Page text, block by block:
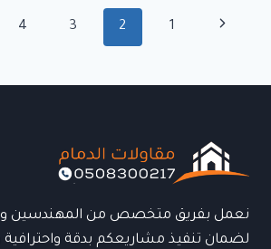
عصرية
والأناقة
تنقلالصفحة 1
2
3
4
نعمل بفريق متخصص من المهندسين
لضمان تنفيذ مشاريعكم بدقة